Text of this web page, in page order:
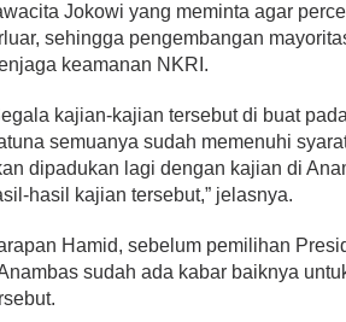
Jokowi yang meminta agar
sehingga pengembangan
keamanan NKRI.
kajian-kajian tersebut di buat
semuanya sudah memenuhi
dipadukan lagi dengan kajian di
hasil kajian tersebut,” jelasnya.
Hamid, sebelum pemilihan
sudah ada kabar baiknya